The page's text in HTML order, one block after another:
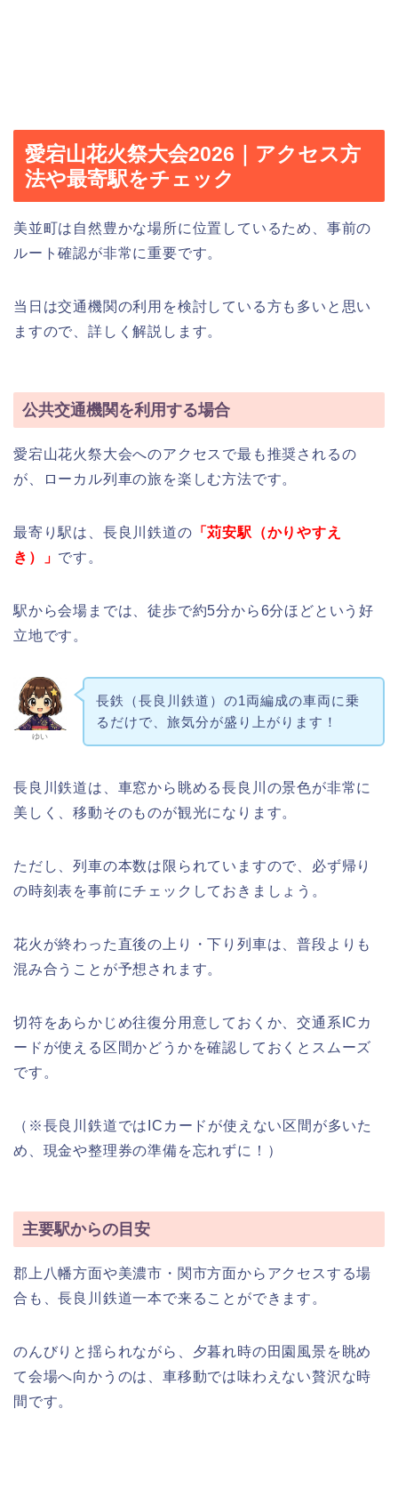
愛宕山花火祭大会2026｜アクセス方
法や最寄駅をチェック
美並町は自然豊かな場所に位置しているため、事前の
ルート確認が非常に重要です。
当日は交通機関の利用を検討している方も多いと思い
ますので、詳しく解説します。
公共交通機関を利用する場合
愛宕山花火祭大会へのアクセスで最も推奨されるの
が、ローカル列車の旅を楽しむ方法です。
最寄り駅は、長良川鉄道の 「苅安駅（かりやすえ
き）」 です。
駅から会場までは、徒歩で約5分から6分ほどという好
立地です。
ゆい
長鉄（長良川鉄道）の1両編成の車両に乗
るだけで、旅気分が盛り上がります！
長良川鉄道は、車窓から眺める長良川の景色が非常に
美しく、移動そのものが観光になります。
ただし、列車の本数は限られていますので、必ず帰り
の時刻表を事前にチェックしておきましょう。
花火が終わった直後の上り・下り列車は、普段よりも
混み合うことが予想されます。
切符をあらかじめ往復分用意しておくか、交通系ICカ
ードが使える区間かどうかを確認しておくとスムーズ
です。
（※長良川鉄道ではICカードが使えない区間が多いた
め、現金や整理券の準備を忘れずに！）
主要駅からの目安
郡上八幡方面や美濃市・関市方面からアクセスする場
合も、長良川鉄道一本で来ることができます。
のんびりと揺られながら、夕暮れ時の田園風景を眺め
て会場へ向かうのは、車移動では味わえない贅沢な時
間です。